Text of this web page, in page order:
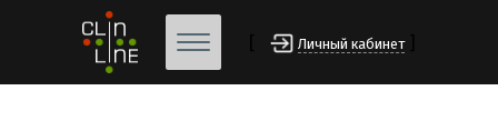
Личный кабинет